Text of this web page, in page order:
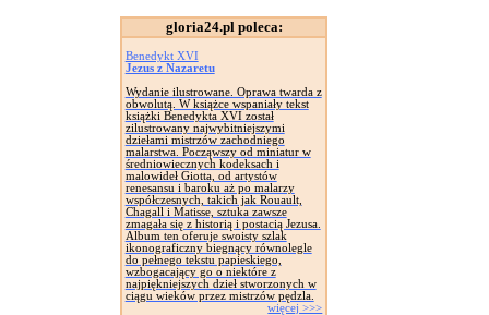
gloria24.pl poleca:
Benedykt XVI
Jezus z Nazaretu
Wydanie ilustrowane. Oprawa twarda z
obwolutą. W książce wspaniały tekst
książki Benedykta XVI został
zilustrowany najwybitniejszymi
dziełami mistrzów zachodniego
malarstwa. Począwszy od miniatur w
średniowiecznych kodeksach i
malowideł Giotta, od artystów
renesansu i baroku aż po malarzy
współczesnych, takich jak Rouault,
Chagall i Matisse, sztuka zawsze
zmagała się z historią i postacią Jezusa.
Album ten oferuje swoisty szlak
ikonograficzny biegnący równolegle
do pełnego tekstu papieskiego,
wzbogacający go o niektóre z
najpiękniejszych dzieł stworzonych w
ciągu wieków przez mistrzów pędzla.
więcej >>>